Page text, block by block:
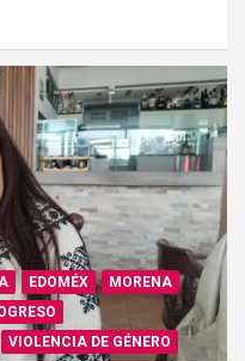
EDOMÉX
MORENA
VIOLENCIA DE GÉNERO